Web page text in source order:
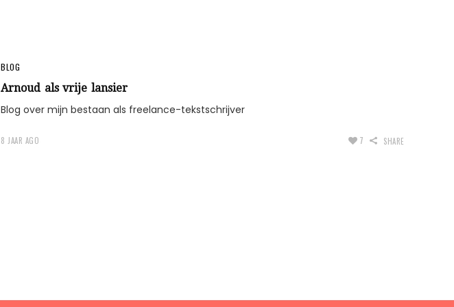
BLOG
Arnoud als vrije lansier
Blog over mijn bestaan als freelance-tekstschrijver
8 JAAR AGO 7 SHARE